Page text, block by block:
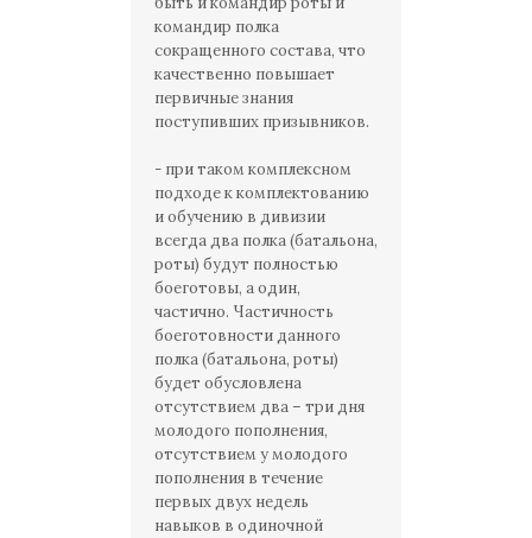
командир полка
сокращенного состава, что
качественно повышает
первичные знания
поступивших призывников.
- при таком комплексном
подходе к комплектованию
и обучению в дивизии
всегда два полка (батальона,
роты) будут полностью
боеготовы, а один,
частично. Частичность
боеготовности данного
полка (батальона, роты)
будет обусловлена
отсутствием два – три дня
молодого пополнения,
отсутствием у молодого
пополнения в течение
первых двух недель
навыков в одиночной